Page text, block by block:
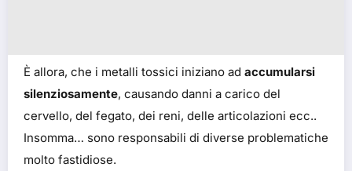
È allora, che i metalli tossici iniziano ad accumularsi
silenziosamente, causando danni a carico del
cervello, del fegato, dei reni, delle articolazioni ecc..
Insomma… sono responsabili di diverse problematiche
molto fastidiose.